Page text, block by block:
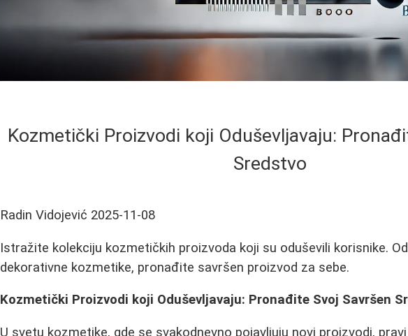
Kozmetički Proizvodi koji Oduševljavaju:
Sredstvo
Radin Vidojević 2025-11-08
Istražite kolekciju kozmetičkih proizvoda koji su oduševili korisnike.
dekorativne kozmetike, pronađite savršen proizvod za sebe.
Kozmetički Proizvodi koji Oduševljavaju: Pronađite Svoj Savršen
U svetu kozmetike, gde se svakodnevno pojavljuju novi proizvodi,